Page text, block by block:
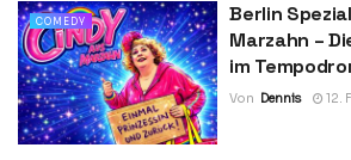
COMEDY
Berlin
Marzahn –
im
Von Dennis 12.